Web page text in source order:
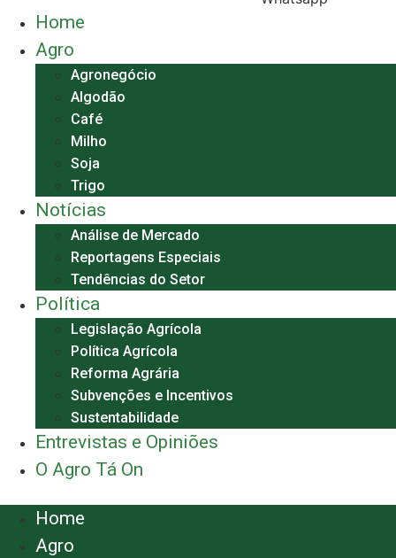
Home
Agro
Agronegócio
Algodão
Café
Milho
Soja
Trigo
Notícias
Análise de Mercado
Reportagens Especiais
Tendências do Setor
Política
Legislação Agrícola
Política Agrícola
Reforma Agrária
Subvenções e Incentivos
Sustentabilidade
Entrevistas e Opiniões
O Agro Tá On
Home
Agro